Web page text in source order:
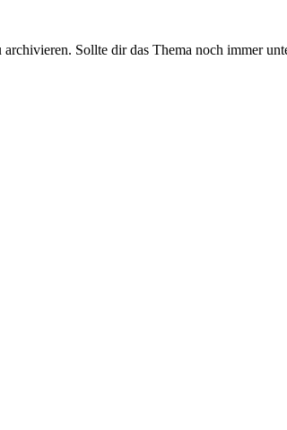
Sollte dir das Thema noch immer